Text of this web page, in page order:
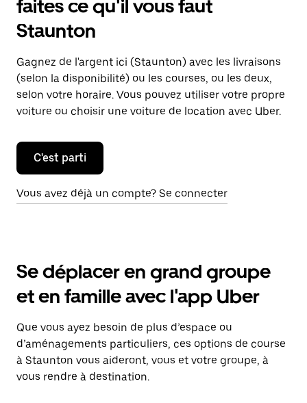
faites ce qu'il vous faut
Staunton
Gagnez de l'argent ici (Staunton) avec les livraisons
(selon la disponibilité) ou les courses, ou les deux,
selon votre horaire. Vous pouvez utiliser votre propre
voiture ou choisir une voiture de location avec Uber.
C'est parti
Vous avez déjà un compte? Se connecter
Se déplacer en grand groupe
et en famille avec l'app Uber
Que vous ayez besoin de plus d’espace ou
d’aménagements particuliers, ces options de course
à Staunton vous aideront, vous et votre groupe, à
vous rendre à destination.